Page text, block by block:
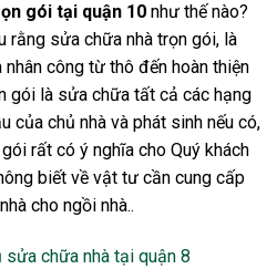
gói tại quận 10 như thế nào?
rằng sửa chữa nhà trọn gói, là
công từ thô đến hoàn thiện
gói là sửa chữa tất cả các hạng
của chủ nhà và phát sinh nếu có,
rất có ý nghĩa cho Quý khách
biết về vật tư cần cung cấp
cho ngồi nhà..
sửa chữa nhà tại quận 8